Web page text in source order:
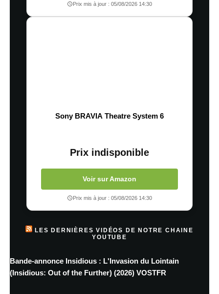
Prix mis à jour : 05/08/2026 14:30
Sony BRAVIA Theatre System 6
Prix indisponible
Voir sur Amazon
Prix mis à jour : 05/08/2026 14:30
LES DERNIÈRES VIDÉOS DE NOTRE CHAINE
YOUTUBE
Bande-annonce Insidious : L'Invasion du Lointain
(Insidious: Out of the Further) (2026) VOSTFR